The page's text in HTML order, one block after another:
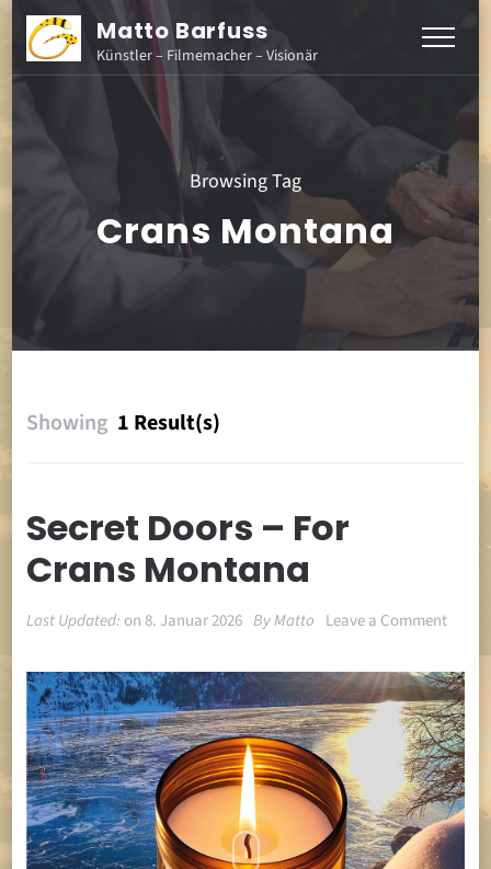
Matto Barfuss
Künstler – Filmemacher – Visionär
Browsing Tag
Crans Montana
Showing 1 Result(s)
Secret Doors – For
Crans Montana
Last Updated:on8. Januar 2026 ByMatto Leave a Commenton
Secret
Doors
–
For
Crans